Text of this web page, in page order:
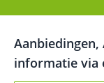
informatie via